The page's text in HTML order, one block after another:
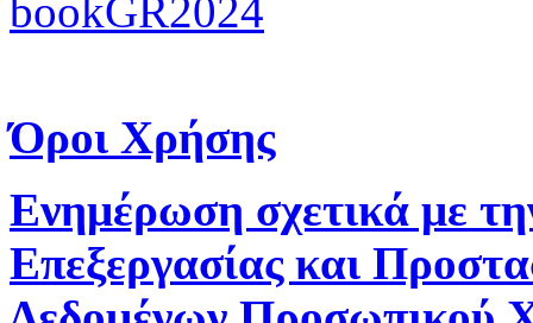
Όροι Χρήσης
Ενημέρωση σχετικά με
Επεξεργασίας και